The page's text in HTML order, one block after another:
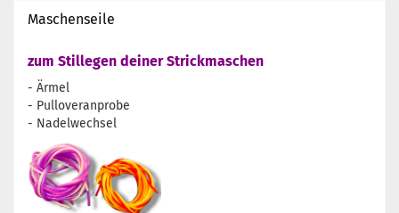
Maschenseile
zum Stillegen deiner Strickmaschen
- Ärmel
- Pulloveranprobe
- Nadelwechsel